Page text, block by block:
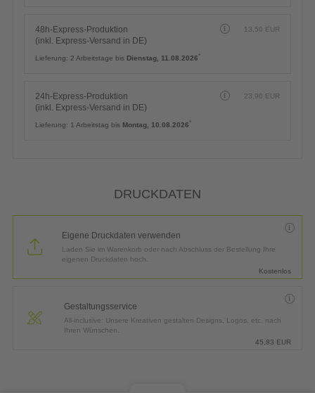
48h-Express-Produktion
(inkl. Express-Versand in DE)
13,50 EUR
Lieferung: 2 Arbeitstage bis Dienstag, 11.08.2026*
24h-Express-Produktion
(inkl. Express-Versand in DE)
23,90 EUR
Lieferung: 1 Arbeitstag bis Montag, 10.08.2026*
DRUCKDATEN
Eigene Druckdaten verwenden
Laden Sie im Warenkorb oder nach Abschluss der Bestellung Ihre
eigenen Druckdaten hoch.
Kostenlos
Gestaltungsservice
All-inclusive: Unsere Kreativen gestalten Designs, Logos, etc. nach
Ihren Wünschen.
45,83 EUR